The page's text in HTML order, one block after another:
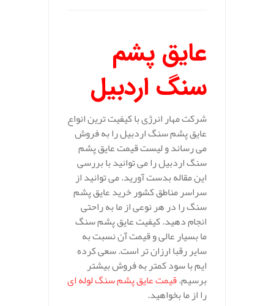
عایق پشم
سنگ اردبیل
شرکت مهار انرژی با کیفیت ترین انواع
عایق پشم سنگ اردبیل را به فروش
می رساند و لیست قیمت عایق پشم
سنگ اردبیل را می توانید با بررسی
این مقاله بدست آورید. می توانید از
سراسر مناطق کشور خرید عایق پشم
سنگ را در هر نوعی از ما به راحتی
انجام دهید. کیفیت عایق پشم سنگ
ما بسیار عالی و قیمت آن نسبت به
سایر رقبا ارزان تر است. سعی کرده
ایم با سود کمتر به فروش بیشتر
برسیم.قیمت عایق پشم سنگ لوله ای
را از ما بخواهید.